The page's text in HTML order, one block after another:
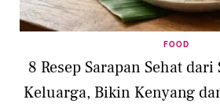
FOOD
8 Resep Sarapan Sehat
Keluarga, Bikin Kenyang